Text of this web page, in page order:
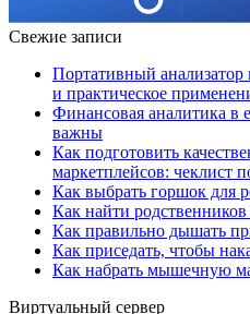
Свежие записи
Портативный
и практическое
Финансовая аналитика в
важны
Как подготовить
маркетплейсов: чеклист
Как выбрать горшок для
Как найти
Как правильно дышать
Как приседать, чтобы
Как набрать мышечную
Виртуальный сервер